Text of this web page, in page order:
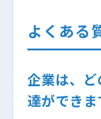
よくある
企業は、
達ができま